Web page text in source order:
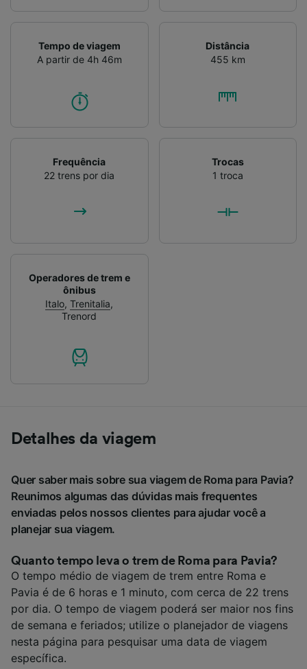
Tempo de viagem
A partir de 4h 46m
Distância
455 km
Frequência
22 trens por dia
Trocas
1 troca
Operadores de trem e
ônibus
Italo,Trenitalia,
Trenord
Detalhes da viagem
Quer saber mais sobre sua viagem de Roma para Pavia?
Reunimos algumas das dúvidas mais frequentes
enviadas pelos nossos clientes para ajudar você a
planejar sua viagem.
Quanto tempo leva o trem de Roma para Pavia?
O tempo médio de viagem de trem entre Roma e
Pavia é de 6 horas e 1 minuto, com cerca de 22 trens
por dia. O tempo de viagem poderá ser maior nos fins
de semana e feriados; utilize o planejador de viagens
nesta página para pesquisar uma data de viagem
específica.
Verificar ativamente as características do
dispositivo para identificação. Armazenar e/ou
Publicidade e conteúdo personalizados,
medição de publicidade e conteúdo, pesquisa
Lista de parceiros (fornecedores)